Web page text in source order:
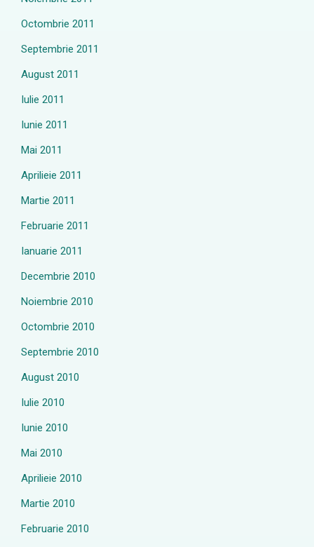
Octombrie 2011
Septembrie 2011
August 2011
Iulie 2011
Iunie 2011
Mai 2011
Aprilieie 2011
Martie 2011
Februarie 2011
Ianuarie 2011
Decembrie 2010
Noiembrie 2010
Octombrie 2010
Septembrie 2010
August 2010
Iulie 2010
Iunie 2010
Mai 2010
Aprilieie 2010
Martie 2010
Februarie 2010